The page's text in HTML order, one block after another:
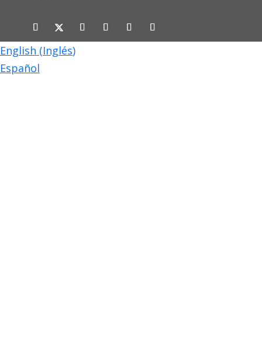
English (Inglés)
Español